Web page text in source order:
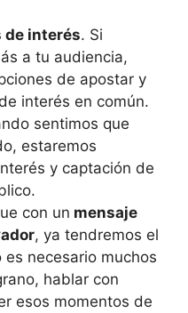
de interés. Si
a tu audiencia,
de apostar y
interés en común.
sentimos que
estaremos
y captación de
con un mensaje
, ya tendremos el
necesario muchos
hablar con
esos momentos de